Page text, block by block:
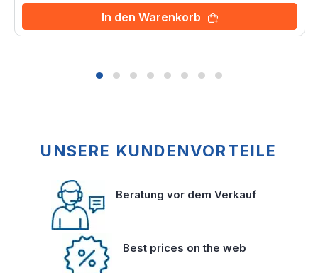
In den Warenkorb
UNSERE KUNDENVORTEILE
Beratung vor dem Verkauf
Best prices on the web